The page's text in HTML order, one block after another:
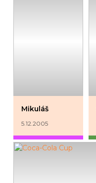
Mikuláš
5.12.2005